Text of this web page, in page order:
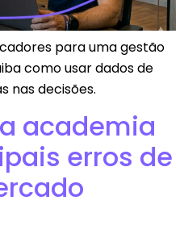
para uma gestão
como usar dados de
nas decisões.
academia
erros de